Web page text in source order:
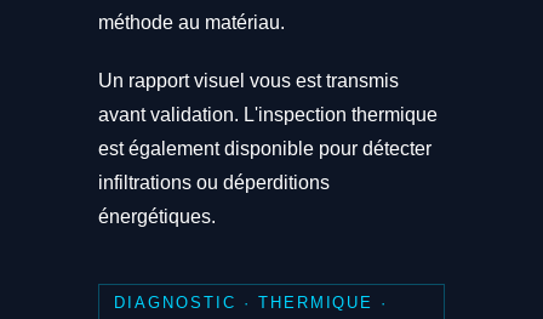
méthode au matériau.
Un rapport visuel vous est transmis
avant validation. L'inspection thermique
est également disponible pour détecter
infiltrations ou déperditions
énergétiques.
DIAGNOSTIC · THERMIQUE ·